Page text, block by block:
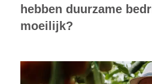
hebben duurzame
moeilijk?